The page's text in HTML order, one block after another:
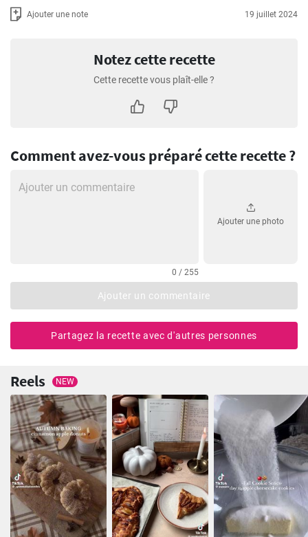
Ajouter une note 19 juillet 2024
Notez cette recette
Cette recette vous plaît-elle ?
Comment avez-vous préparé cette recette ?
0 / 255
Ajouter une photo
Ajouter un commentaire
Partagez la recette avec d'autres personnes
Reels NEW